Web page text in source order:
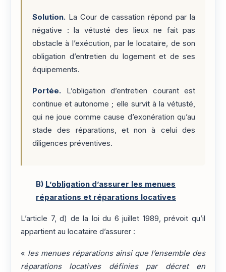
Solution. La Cour de cassation répond par la
négative : la vétusté des lieux ne fait pas
obstacle à l’exécution, par le locataire, de son
obligation d’entretien du logement et de ses
équipements.
Portée. L’obligation d’entretien courant est
continue et autonome ; elle survit à la vétusté,
qui ne joue comme cause d’exonération qu’au
stade des réparations, et non à celui des
diligences préventives.
B) L’obligation d’assurer les menues
réparations et réparations locatives
L’article 7, d) de la loi du 6 juillet 1989, prévoit qu’il
appartient au locataire d’assurer :
« les menues réparations ainsi que l’ensemble des
réparations locatives définies par décret en